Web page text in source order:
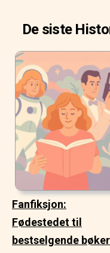
De siste
Fanfiksjon:
Fødestedet til
bestselgende bøker